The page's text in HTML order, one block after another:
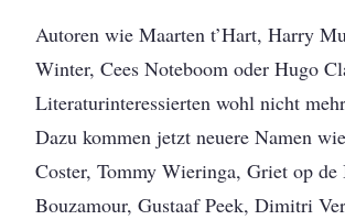
Autoren wie Maarten t’Hart, Harry
Winter, Cees Noteboom oder Hugo
Literaturinteressierten wohl nicht
Dazu kommen jetzt neuere Namen
Coster, Tommy Wieringa, Griet op
Bouzamour, Gustaaf Peek, Dimitri